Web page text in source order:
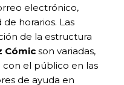
electrónico,
horarios. Las
de la estructura
Cómic son variadas,
el público en las
de ayuda en